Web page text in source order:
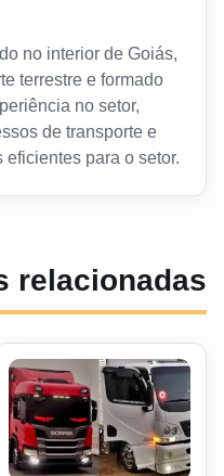
no interior de Goiás,
terrestre e formado
no setor,
de transporte e
para o setor.
relacionadas